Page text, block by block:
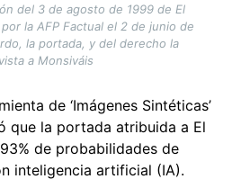
del 3 de agosto de 1999 de El
la AFP Factual el 2 de junio de
la portada, y del derecho la
a Monsiváis
de ‘Imágenes Sintéticas’
que la portada atribuida a El
de probabilidades de
inteligencia artificial (IA).